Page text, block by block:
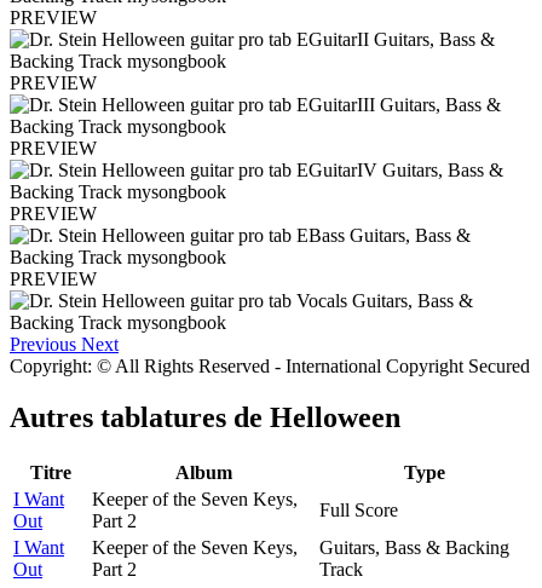
PREVIEW
PREVIEW
PREVIEW
PREVIEW
PREVIEW
Previous Next
Copyright: © All Rights Reserved - International Copyright Secured
Autres tablatures de Helloween
Titre Album
Type
I Want
Out
Keeper of the Seven Keys,
Part 2
Full Score
I Want
Out
Keeper of the Seven Keys,
Part 2
Guitars, Bass & Backing
Track